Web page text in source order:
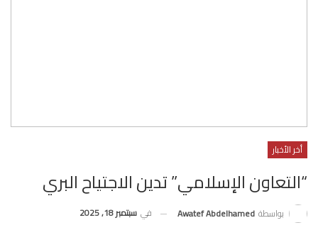
أخر الأخبار
“التعاون الإسلامي” تدين الاجتياح البري
بواسطة Awatef Abdelhamed في سبتمبر 18, 2025